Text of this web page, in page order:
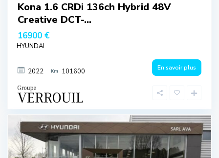
Kona 1.6 CRDi 136ch Hybrid 48V
Creative DCT-...
16900 €
HYUNDAI
2022 101600 En savoir plus